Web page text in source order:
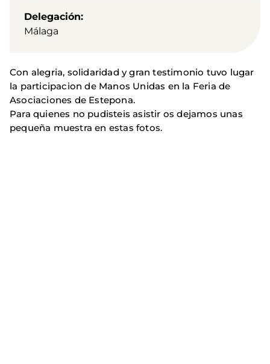
Delegación
Málaga
Con alegria, solidaridad y gran testimonio tuvo lugar
la participacion de Manos Unidas en la Feria de
Asociaciones de Estepona.
Para quienes no pudisteis asistir os dejamos unas
pequeña muestra en estas fotos.